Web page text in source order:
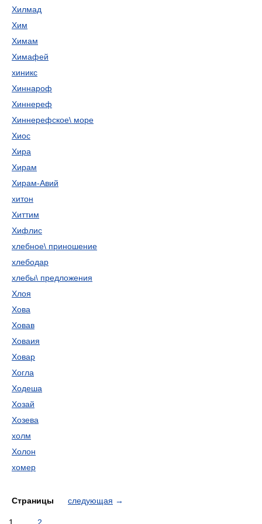
Хилмад
Хим
Химам
Химафей
хиникс
Хиннароф
Хиннереф
Хиннерефское\ море
Хиос
Хира
Хирам
Хирам-Авий
хитон
Хиттим
Хифлис
хлебное\ приношение
хлебодар
хлебы\ предложения
Хлоя
Хова
Ховав
Ховаия
Ховар
Хогла
Ходеша
Хозай
Хозева
холм
Холон
хомер
Страницы следующая →